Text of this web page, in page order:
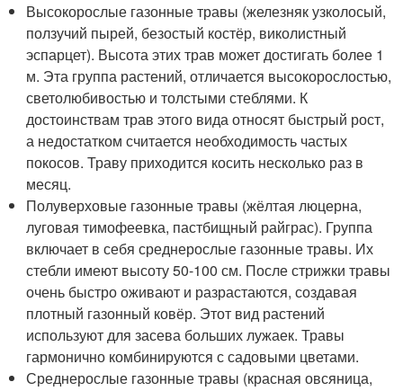
Высокорослые газонные травы (железняк узколосый,
ползучий пырей, безостый костёр, виколистный
эспарцет). Высота этих трав может достигать более 1
м. Эта группа растений, отличается высокорослостью,
светолюбивостью и толстыми стеблями. К
достоинствам трав этого вида относят быстрый рост,
а недостатком считается необходимость частых
покосов. Траву приходится косить несколько раз в
месяц.
Полуверховые газонные травы (жёлтая люцерна,
луговая тимофеевка, пастбищный райграс). Группа
включает в себя среднерослые газонные травы. Их
стебли имеют высоту 50-100 см. После стрижки травы
очень быстро оживают и разрастаются, создавая
плотный газонный ковёр. Этот вид растений
используют для засева больших лужаек. Травы
гармонично комбинируются с садовыми цветами.
Среднерослые газонные травы (красная овсяница,